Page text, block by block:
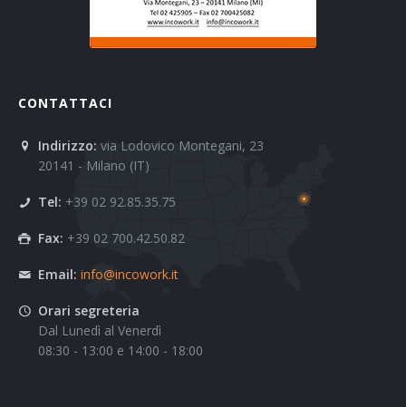
CONTATTACI
Indirizzo: via Lodovico Montegani, 23
20141 - Milano (IT)
Tel: +39 02 92.85.35.75
Fax: +39 02 700.42.50.82
Email: info@incowork.it
Orari segreteria
Dal Lunedì al Venerdì
08:30 - 13:00 e 14:00 - 18:00